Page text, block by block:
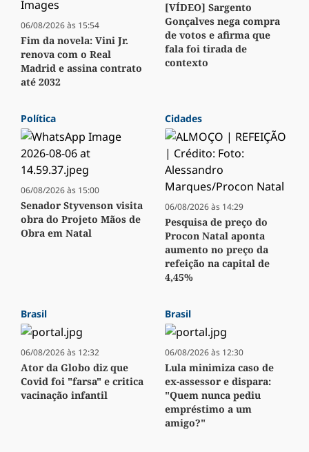
06/08/2026 às 15:54
Fim da novela: Vini Jr.
renova com o Real
Madrid e assina contrato
até 2032
[VÍDEO] Sargento
Gonçalves nega compra
de votos e afirma que
fala foi tirada de
contexto
Política
06/08/2026 às 15:00
Senador Styvenson visita
obra do Projeto Mãos de
Obra em Natal
Cidades
06/08/2026 às 14:29
Pesquisa de preço do
Procon Natal aponta
aumento no preço da
refeição na capital de
4,45%
Brasil
06/08/2026 às 12:32
Ator da Globo diz que
Covid foi "farsa" e critica
vacinação infantil
Brasil
06/08/2026 às 12:30
Lula minimiza caso de
ex-assessor e dispara:
"Quem nunca pediu
empréstimo a um
amigo?"